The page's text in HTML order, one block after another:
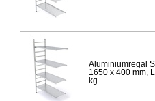
Aluminiumregal
1650 x 400 mm,
kg